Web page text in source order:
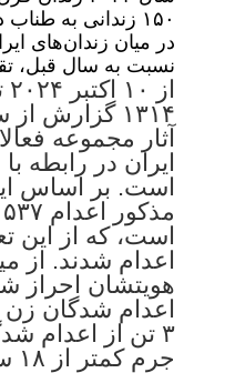
۱۵۰ زندانی به
در میان زندان‌های
نسبت به سال قبل،
۱۳۱۴ گزارش
آثار مجموعه
ایران در رابطه
است. بر اساس
اعدام شدند. از
اعدام شدگان
۳ تن از اعدام
جرم کمتر از ۱۸ سال بوده است.